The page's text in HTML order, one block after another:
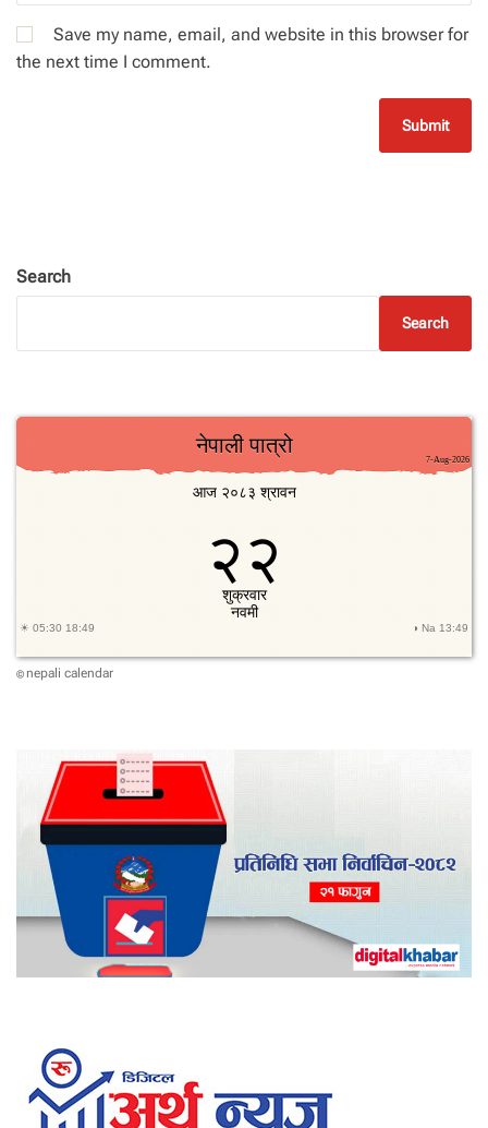
Save my name, email, and website in this browser for
the next time I comment.
Search
Search
© nepali calendar